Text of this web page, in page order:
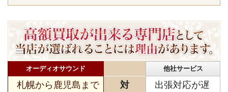
オーディオサウンド 他社サービス
札幌から鹿児島まで
対
出張対応が遅